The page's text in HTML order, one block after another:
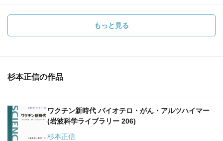
た生体防御機構が備わっているからです。病気になって免
疫機構がおとろえると、常在菌が頭をもたげ、日和見感染
ル？ トンビがタカを生む？ (岩波ジュニア新書)』杉本 正
「流れる水は腐らず──新陳代謝 常に活動し新陳代謝をし
ているものは、腐ったり停滞したりしないということ。
「流水腐らず」ともいいます。 表皮細胞は活発な新陳代
もっと見る
杉本正信の作品
ワクチン新時代 バイオテロ・がん・アルツハイマー
(岩波科学ライブラリー 206)
杉本正信